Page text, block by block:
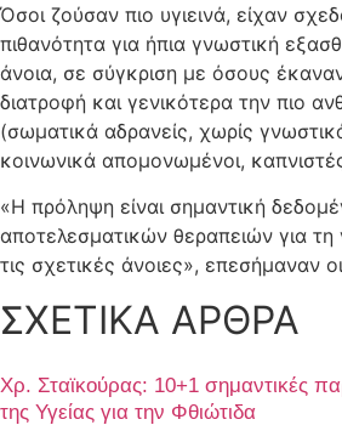
Όσοι ζούσαν πιο υγιεινά, είχαν
πιθανότητα για ήπια γνωστική
άνοια, σε σύγκριση με όσους
διατροφή και γενικότερα την πιο
(σωματικά αδρανείς, χωρίς
κοινωνικά απομονωμένοι,
«Η πρόληψη είναι σημαντική
αποτελεσματικών θεραπειών για τη
τις σχετικές άνοιες», επεσήμαναν
ΣΧΕΤΙΚΑ ΑΡΘΡΑ
Χρ. Σταϊκούρας: 10+1 σημαντικές
της Υγείας για την Φθιώτιδα